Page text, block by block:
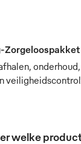
Zorgeloospakket
welke